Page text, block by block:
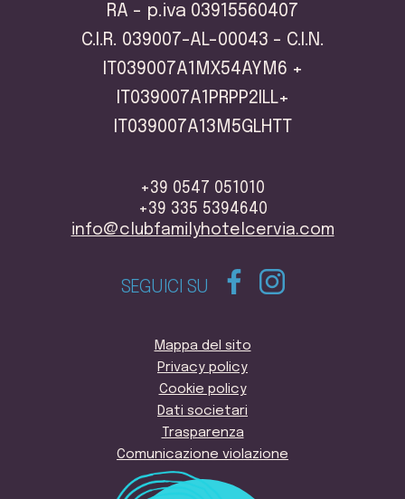
RA - p.iva 03915560407
C.I.R. 039007-AL-00043 - C.I.N.
IT039007A1MX54AYM6 +
IT039007A1PRPP2ILL+
IT039007A13M5GLHTT
+39 0547 051010
+39 335 5394640
info@clubfamilyhotelcervia.com
SEGUICI SU
Mappa del sito
Privacy policy
Cookie policy
Dati societari
Trasparenza
Comunicazione violazione